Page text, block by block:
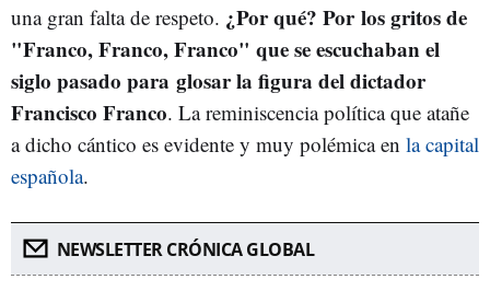
una gran falta de respeto. ¿Por qué? Por los gritos de
"Franco, Franco, Franco" que se escuchaban el
siglo pasado para glosar la figura del dictador
Francisco Franco. La reminiscencia política que atañe
a dicho cántico es evidente y muy polémica en la capital
española.
NEWSLETTER CRÓNICA GLOBAL